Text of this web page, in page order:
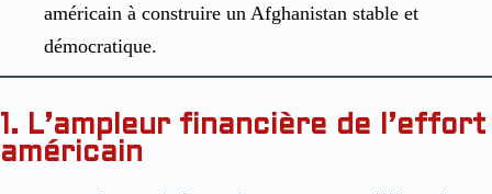
américain à construire un Afghanistan stable et
démocratique.
1. L’ampleur financière de l’effort
américain